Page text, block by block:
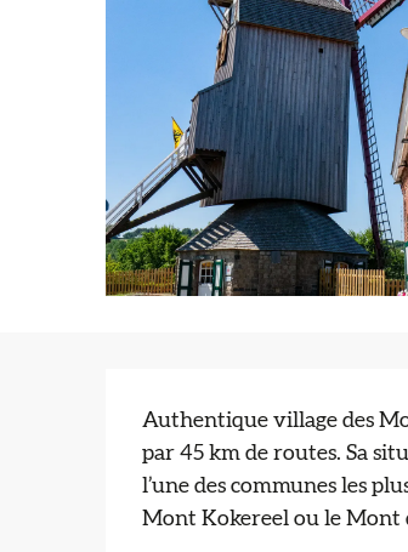
Description
Authentique village des
par 45 km de routes. Sa
l’une des communes les
Mont Kokereel ou le Mont